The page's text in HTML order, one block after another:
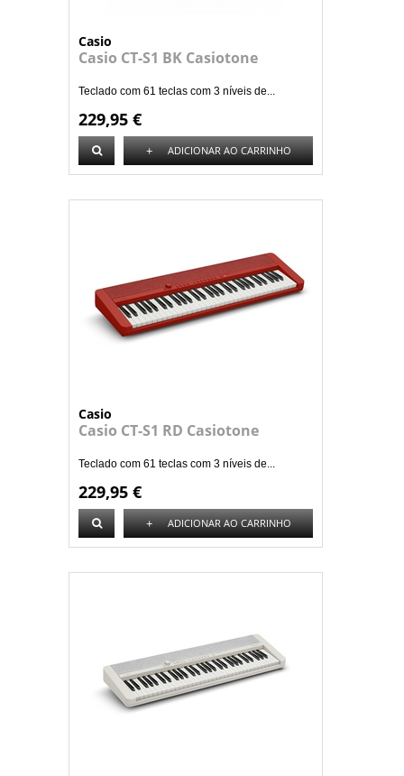
Casio
Casio CT-S1 BK Casiotone
Teclado com 61 teclas com 3 níveis de...
229,95 €
+ ADICIONAR AO CARRINHO
Casio
Casio CT-S1 RD Casiotone
Teclado com 61 teclas com 3 níveis de...
229,95 €
+ ADICIONAR AO CARRINHO